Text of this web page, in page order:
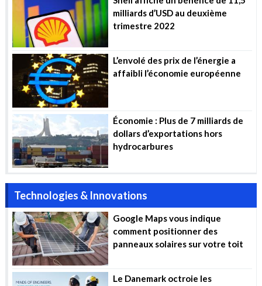
milliards d’USD au deuxième
trimestre 2022
L’envolé des prix de l’énergie a
affaibli l’économie européenne
Économie : Plus de 7 milliards de
dollars d’exportations hors
hydrocarbures
Technologies & Innovations
Google Maps vous indique
comment positionner des
panneaux solaires sur votre toit
Le Danemark octroie les